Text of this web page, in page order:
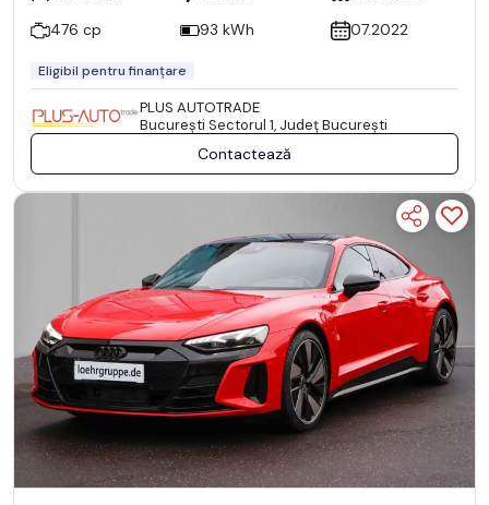
476 cp
93 kWh 07.2022
Eligibil pentru finanțare
PLUS AUTOTRADE
Bucureşti Sectorul 1, Județ București
Contactează